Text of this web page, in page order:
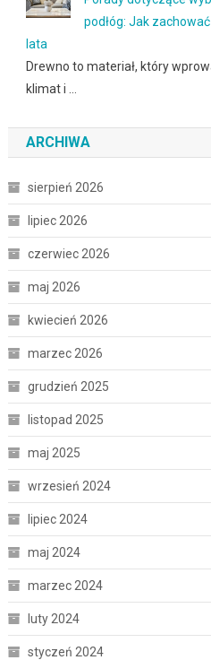
podłóg: Jak
lata
Drewno to materiał, który
klimat i …
ARCHIWA
sierpień 2026
lipiec 2026
czerwiec 2026
maj 2026
kwiecień 2026
marzec 2026
grudzień 2025
listopad 2025
maj 2025
wrzesień 2024
lipiec 2024
maj 2024
marzec 2024
luty 2024
styczeń 2024